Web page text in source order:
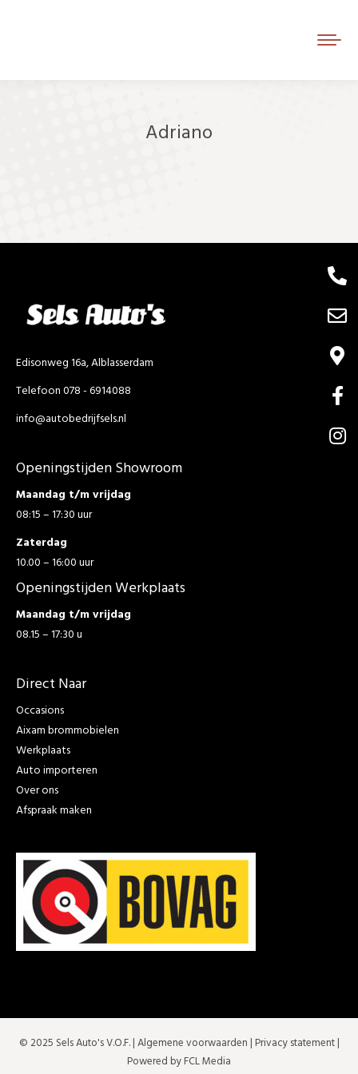
Adriano
Edisonweg 16a, Alblasserdam
Telefoon 078 - 6914088
info@autobedrijfsels.nl
Openingstijden Showroom
Maandag t/m vrijdag
08:15 – 17:30 uur
Zaterdag
10.00 – 16:00 uur
Openingstijden Werkplaats
Maandag t/m vrijdag
08.15 – 17:30 u
Direct Naar
Occasions
Aixam brommobielen
Werkplaats
Auto importeren
Over ons
Afspraak maken
© 2025 Sels Auto's V.O.F. |Algemene voorwaarden | Privacy statement|
Powered by FCL Media